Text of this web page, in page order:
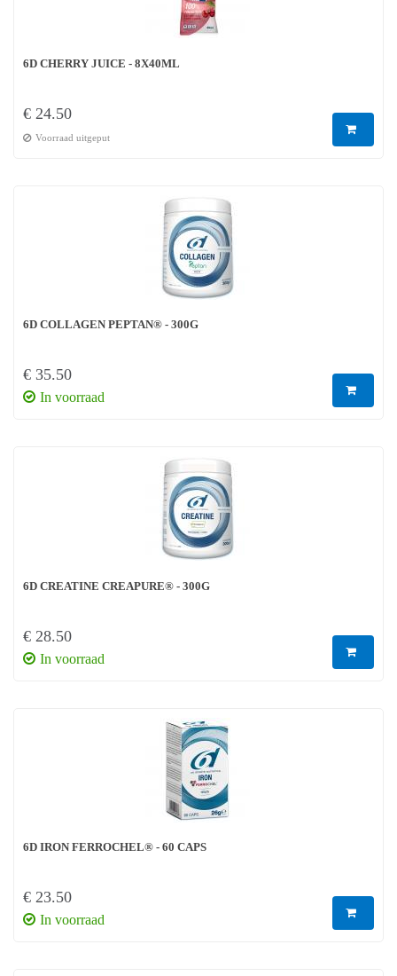
6D CHERRY JUICE - 8X40ML
€ 24.50
Voorraad uitgeput
6D COLLAGEN PEPTAN® - 300G
€ 35.50
In voorraad
6D CREATINE CREAPURE® - 300G
€ 28.50
In voorraad
6D IRON FERROCHEL® - 60 CAPS
€ 23.50
In voorraad